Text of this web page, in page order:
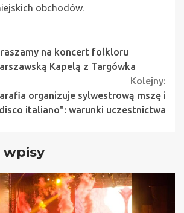
obchodów.
na koncert folkloru
Kapelą z Targówka
Kolejny:
organizuje sylwestrową mszę i
italiano": warunki uczestnictwa
wpisy